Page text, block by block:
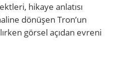
hikaye anlatısı
dönüşen Tron’un
görsel açıdan evreni